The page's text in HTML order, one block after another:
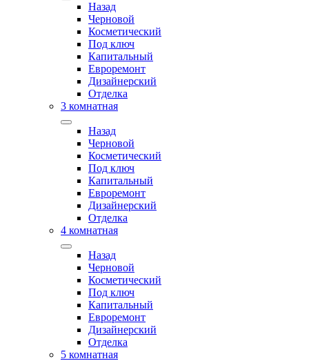
Назад
Черновой
Косметический
Под ключ
Капитальный
Евроремонт
Дизайнерский
Отделка
3 комнатная
Назад
Черновой
Косметический
Под ключ
Капитальный
Евроремонт
Дизайнерский
Отделка
4 комнатная
Назад
Черновой
Косметический
Под ключ
Капитальный
Евроремонт
Дизайнерский
Отделка
5 комнатная